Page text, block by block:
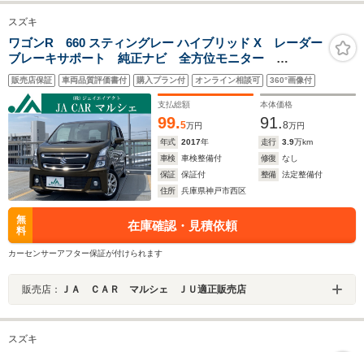
スズキ
ワゴンR 660 スティングレー ハイブリッド X レーダー
ブレーキサポート 純正ナビ 全方位モニター
Bluetoothオーディオ DVD ヘッドアップディスプレ
イ LEDヘッドライト プッシュスタート スマートキ
ー シートヒーター
販売店保証 車両品質評価書付 購入プラン付 オンライン相談可 360°画像付
支払総額
99.5万円
本体価格
91.8万円
年式
2017年 走行 3.9万km
車検
車検整備付 修復
なし
保証
保証付 整備
法定整備付
住所
兵庫県神戸市西区
無
料
在庫確認・見積依頼
カーセンサーアフター保証が付けられます
販売店： ＪＡ ＣＡＲ マルシェ ＪＵ適正販売店
スズキ